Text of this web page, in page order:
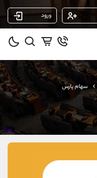
ورود
سهام پارس
09304891085
شروع گفتگو
@Armteam_admin_103
103
شروع گفتگو
@Armteam_admin_104